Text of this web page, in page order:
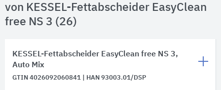
von KESSEL-Fettabscheider EasyClean
free NS 3 (26)
KESSEL-Fettabscheider EasyClean free NS 3,
Auto Mix
GTIN 4026092060841 | HAN 93003.01/DSP